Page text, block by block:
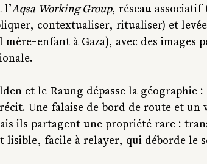
l’Aqsa Working Group, réseau
contextualiser, ritualiser) et
mère-enfant à Gaza), avec des images
et le Raung dépasse la géographie
Une falaise de bord de route et un
ils partagent une propriété rare :
lisible, facile à relayer, qui déborde le